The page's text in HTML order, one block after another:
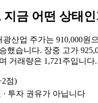
지금 어떤 상태
광산업 주가는 910,000원
했습니다. 장중 고가
거래량은 1,721주입니다.
2점)
투자 권유가 아닙니다